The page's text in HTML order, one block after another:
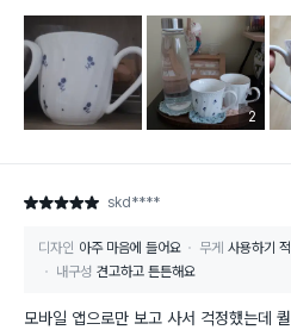
리뷰 이미
2
별점 5점 skd****
디자인 아주 마음에 들어요 무게 사용하기
내구성 견고하고 튼튼해요
모바일 앱으로만 보고 사서 걱정했는데